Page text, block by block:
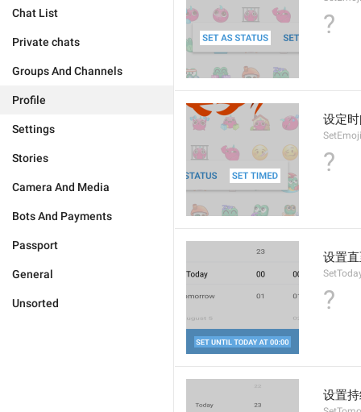
Chat List
Private chats
Groups And Channels
Profile
Settings
Stories
Camera And Media
Bots And Payments
Passport
General
Unsorted
?
设定
?
设置
?
设置